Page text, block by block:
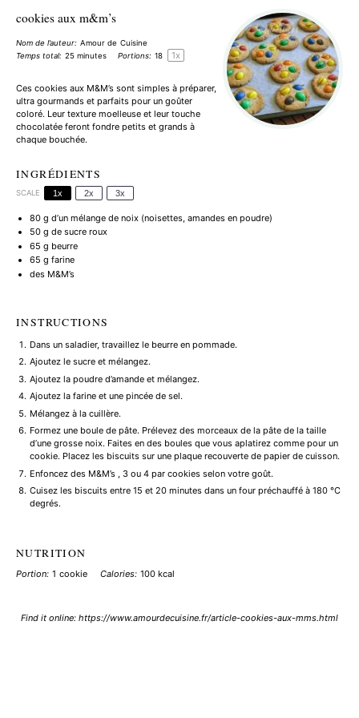
cookies aux m&m’s
Nom de l’auteur: Amour de Cuisine
Temps total: 25 minutes Portions: 18 1x
Ces cookies aux M&M’s sont simples à préparer,
ultra gourmands et parfaits pour un goûter
coloré. Leur texture moelleuse et leur touche
chocolatée feront fondre petits et grands à
chaque bouchée.
INGRÉDIENTS
SCALE 1x 2x 3x
80 g d’un mélange de noix (noisettes, amandes en poudre)
50 g de sucre roux
65 g beurre
65 g farine
des M&M’s
INSTRUCTIONS
Dans un saladier, travaillez le beurre en pommade.
Ajoutez le sucre et mélangez.
Ajoutez la poudre d’amande et mélangez.
Ajoutez la farine et une pincée de sel.
Mélangez à la cuillère.
Formez une boule de pâte. Prélevez des morceaux de la pâte de la taille
d’une grosse noix. Faites en des boules que vous aplatirez comme pour un
cookie. Placez les biscuits sur une plaque recouverte de papier de cuisson.
Enfoncez des M&M’s , 3 ou 4 par cookies selon votre goût.
Cuisez les biscuits entre 15 et 20 minutes dans un four préchauffé à 180 °C
degrés.
NUTRITION
Portion: 1 cookie Calories: 100 kcal
Find it online: https://www.amourdecuisine.fr/article-cookies-aux-mms.html